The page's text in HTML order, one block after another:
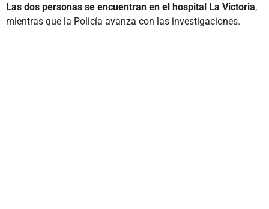
Las dos personas se encuentran en el hospital La Victoria,
mientras que la Policía avanza con las investigaciones.